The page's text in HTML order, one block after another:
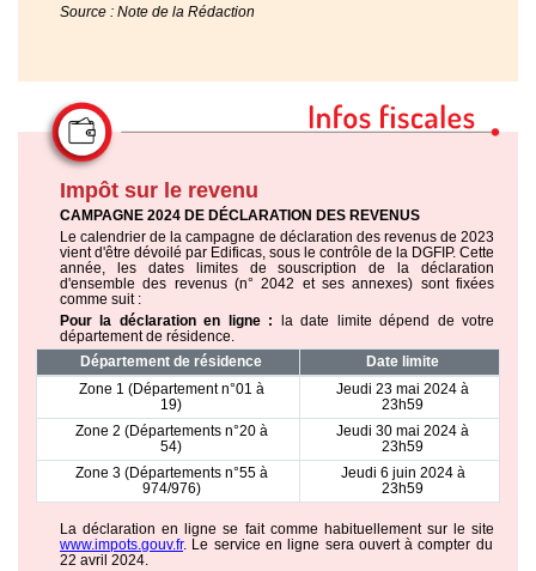
Source : Note de la Rédaction
Impôt sur le revenu
CAMPAGNE 2024 DE DÉCLARATION DES REVENUS
Le calendrier de la campagne de déclaration des revenus de 2023
vient d'être dévoilé par Edificas, sous le contrôle de la DGFIP. Cette
année, les dates limites de souscription de la déclaration
d'ensemble des revenus (n° 2042 et ses annexes) sont fixées
comme suit :
Pour la déclaration en ligne : la date limite dépend de votre
département de résidence.
Département de résidence
Date limite
Zone 1 (Département n°01 à
19)
Jeudi 23 mai 2024 à
23h59
Zone 2 (Départements n°20 à
54)
Jeudi 30 mai 2024 à
23h59
Zone 3 (Départements n°55 à
974/976)
Jeudi 6 juin 2024 à
23h59
La déclaration en ligne se fait comme habituellement sur le site
www.impots.gouv.fr. Le service en ligne sera ouvert à compter du
22 avril 2024.